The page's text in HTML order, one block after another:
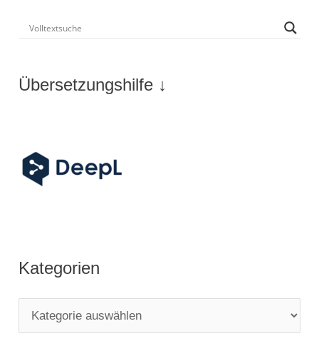
Übersetzungshilfe ↓
Kategorien
a